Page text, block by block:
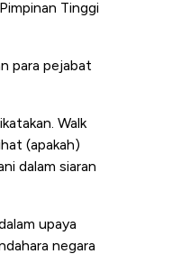
Tinggi
para pejabat
Walk
(apakah)
dalam siaran
upaya
negara